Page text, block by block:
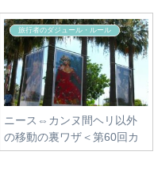
フランス社会へのぼやき
痛恨の駐車違反の罰金